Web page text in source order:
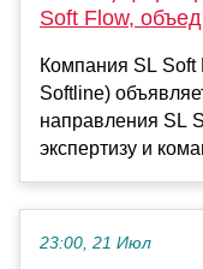
Soft Flow,
Компания SL Soft
Softline)
направления SL
экспертизу и
23:00, 21 Июл